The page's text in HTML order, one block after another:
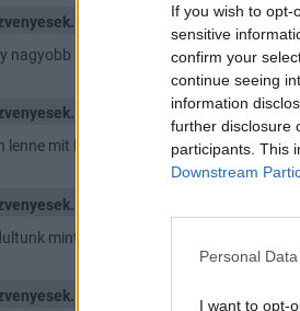
If you wish to
sensitive
confirm your
continue seeing
information
further disclosure
participants. This
Downstream
Personal
I want to opt-
szerda, 16:26
nagyobb pakk 8k..
szerda, 16:18
mit ledolgozni...
mint a szülés 😅